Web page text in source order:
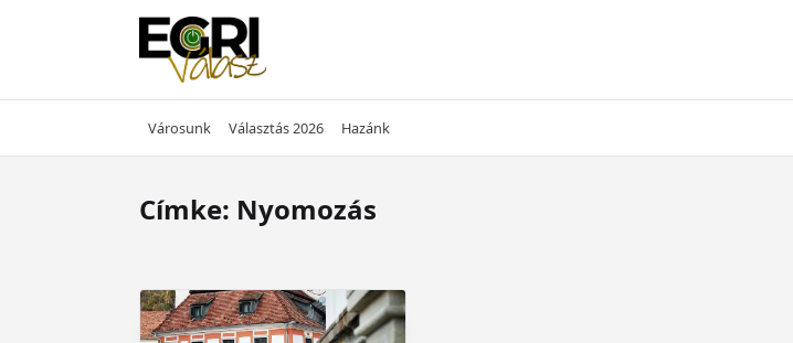
Városunk Választás 2026 Hazánk
Címke: Nyomozás